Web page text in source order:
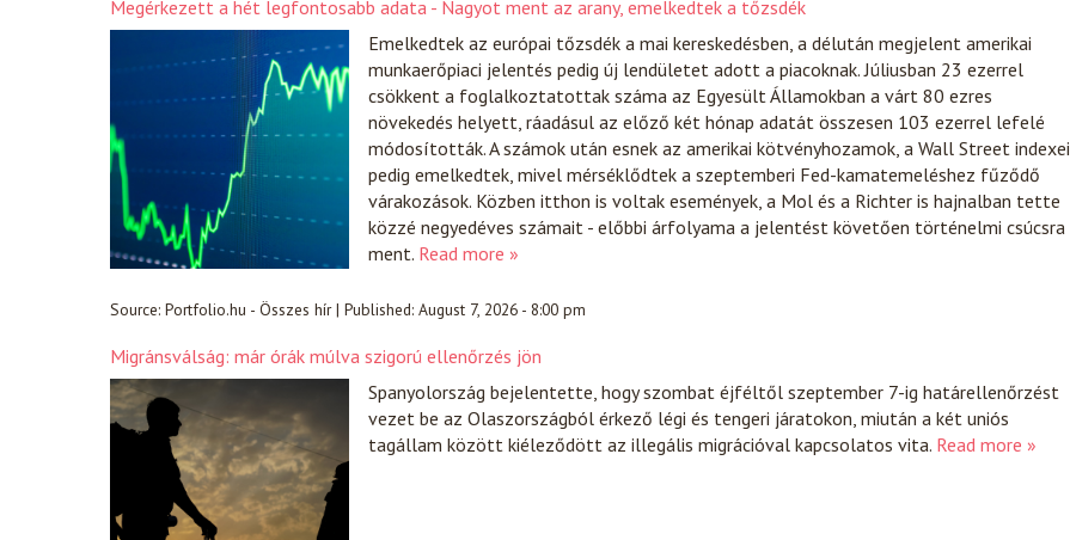
Megérkezett a hét legfontosabb adata - Nagyot ment az arany, emelkedtek a tőzsdék
Emelkedtek az európai tőzsdék a mai kereskedésben, a délután megjelent amerikai
munkaerőpiaci jelentés pedig új lendületet adott a piacoknak. Júliusban 23 ezerrel
csökkent a foglalkoztatottak száma az Egyesült Államokban a várt 80 ezres
növekedés helyett, ráadásul az előző két hónap adatát összesen 103 ezerrel lefelé
módosították. A számok után esnek az amerikai kötvényhozamok, a Wall Street indexei
pedig emelkedtek, mivel mérséklődtek a szeptemberi Fed-kamatemeléshez fűződő
várakozások. Közben itthon is voltak események, a Mol és a Richter is hajnalban tette
közzé negyedéves számait - előbbi árfolyama a jelentést követően történelmi csúcsra
ment. Read more »
Source: Portfolio.hu - Összes hír| Published: August 7, 2026 - 8:00 pm
Migránsválság: már órák múlva szigorú ellenőrzés jön
Spanyolország bejelentette, hogy szombat éjféltől szeptember 7-ig határellenőrzést
vezet be az Olaszországból érkező légi és tengeri járatokon, miután a két uniós
tagállam között kiéleződött az illegális migrációval kapcsolatos vita. Read more »